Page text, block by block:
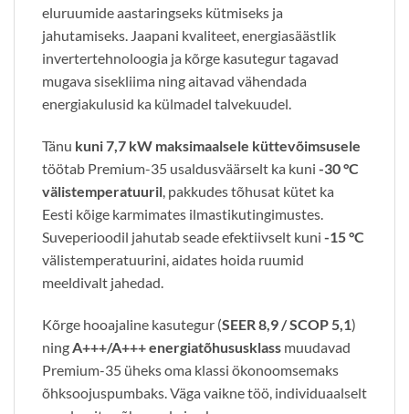
eluruumide aastaringseks kütmiseks ja
jahutamiseks. Jaapani kvaliteet, energiasäästlik
invertertehnoloogia ja kõrge kasutegur tagavad
mugava sisekliima ning aitavad vähendada
energiakulusid ka külmadel talvekuudel.
Tänu kuni 7,7 kW maksimaalsele küttevõimsusele
töötab Premium-35 usaldusväärselt ka kuni -30 °C
välistemperatuuril, pakkudes tõhusat kütet ka
Eesti kõige karmimates ilmastikutingimustes.
Suveperioodil jahutab seade efektiivselt kuni -15 °C
välistemperatuurini, aidates hoida ruumid
meeldivalt jahedad.
Kõrge hooajaline kasutegur (SEER 8,9 / SCOP 5,1)
ning A+++/A+++ energiatõhususklass muudavad
Premium-35 üheks oma klassi ökonoomsemaks
õhksoojuspumbaks. Väga vaikne töö, individuaalselt